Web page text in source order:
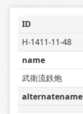
ID
H-1411-11-48
name
武衛流鉄炮
alternatename